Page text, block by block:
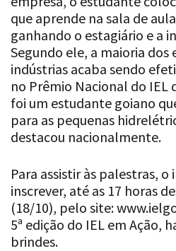
que aprende na sala de
ganhando o estagiário e a
Segundo ele, a maioria dos
indústrias acaba sendo
no Prêmio Nacional do IEL
foi um estudante goiano
para as pequenas
destacou nacionalmente.
Para assistir às palestras, o
inscrever, até as 17 horas
(18/10), pelo site:
5ª edição do IEL em Ação,
brindes.